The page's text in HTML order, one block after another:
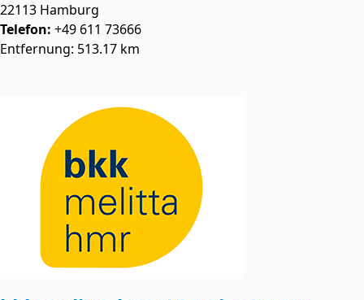
22113 Hamburg
Telefon: +49 611 73666
Entfernung: 513.17 km